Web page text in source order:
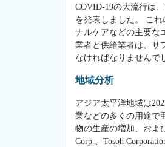
COVID-19の大流行は
を発表しました。 こ
ナルケアなどの主要な
業者と供給業者は、サ
なければなりませんで
地域分析
アジア太平洋地域は
業などの多くの用途で
物の生産の増加、およ
Corp.、Tosoh